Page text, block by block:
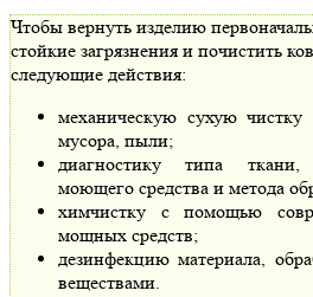
Чтобы вернуть изделию
стойкие загрязнения и почистить
следующие действия:
механическую сухую чистку
мусора, пыли;
диагностику типа ткани,
моющего средства и метода
химчистку с помощью
мощных средств;
дезинфекцию материала,
веществами.